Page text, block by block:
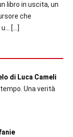
libro in uscita, un
che
[…]
di Luca Cameli
Una verità